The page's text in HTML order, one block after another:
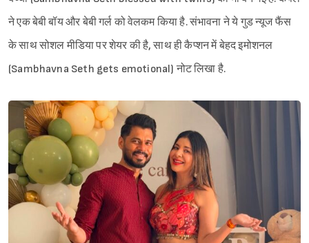
ने एक बेबी बॉय और बेबी गर्ल को वेलकम किया है. संभावना ने ये गुड न्यूज फैंस
के साथ सोशल मीडिया पर शेयर की है, साथ ही कैप्शन में बेहद इमोशनल
(Sambhavna Seth gets emotional) नोट लिखा है.